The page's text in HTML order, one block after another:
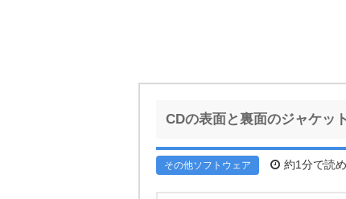
CDの表面と裏面のジャケッ
その他ソフトウェア 約1分で読